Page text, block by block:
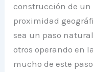
construcción de un
proximidad
sea un paso
otros operando en
mucho de este